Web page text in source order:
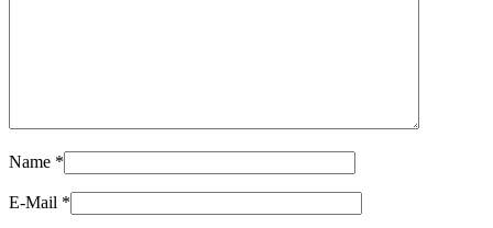
Name *
E-Mail *